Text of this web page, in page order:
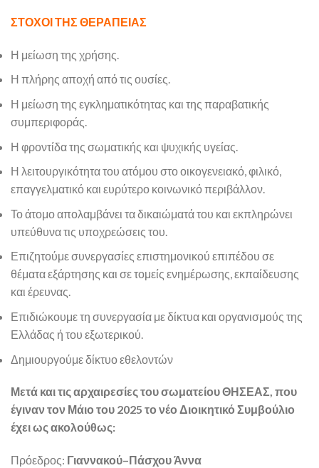
ΣΤΟΧΟΙ ΤΗΣ ΘΕΡΑΠΕΙΑΣ
Η μείωση της χρήσης.
Η πλήρης αποχή από τις ουσίες.
Η μείωση της εγκληματικότητας και της παραβατικής
συμπεριφοράς.
Η φροντίδα της σωματικής και ψυχικής υγείας.
Η λειτουργικότητα του ατόμου στο οικογενειακό, φιλικό,
επαγγελματικό και ευρύτερο κοινωνικό περιβάλλον.
Το άτομο απολαμβάνει τα δικαιώματά του και εκπληρώνει
υπεύθυνα τις υποχρεώσεις του.
Επιζητούμε συνεργασίες επιστημονικού επιπέδου σε
θέματα εξάρτησης και σε τομείς ενημέρωσης, εκπαίδευσης
και έρευνας.
Επιδιώκουμε τη συνεργασία με δίκτυα και οργανισμούς της
Ελλάδας ή του εξωτερικού.
Δημιουργούμε δίκτυο εθελοντών
Μετά και τις αρχαιρεσίες του σωματείου ΘΗΣΕΑΣ, που
έγιναν τον Μάιο του 2025 το νέο Διοικητικό Συμβούλιο
έχει ως ακολούθως:
Πρόεδρος: Γιαννακού–Πάσχου Άννα